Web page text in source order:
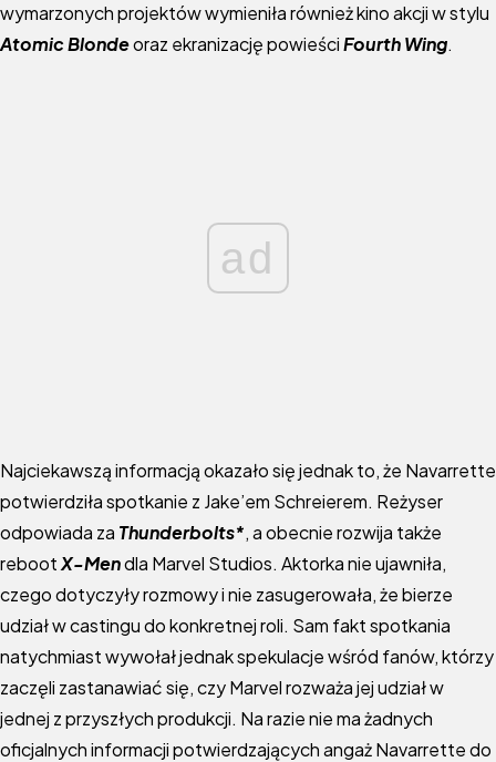
wymarzonych projektów wymieniła również kino akcji w stylu
Atomic Blondeoraz ekranizację powieściFourth Wing.
ad
Najciekawszą informacją okazało się jednak to, że Navarrette
potwierdziła spotkanie z Jake’em Schreierem. Reżyser
odpowiada za Thunderbolts*, a obecnie rozwija także
rebootX-Mendla Marvel Studios. Aktorka nie ujawniła,
czego dotyczyły rozmowy i nie zasugerowała, że bierze
udział w castingu do konkretnej roli. Sam fakt spotkania
natychmiast wywołał jednak spekulacje wśród fanów, którzy
zaczęli zastanawiać się, czy Marvel rozważa jej udział w
jednej z przyszłych produkcji. Na razie nie ma żadnych
oficjalnych informacji potwierdzających angaż Navarrette do